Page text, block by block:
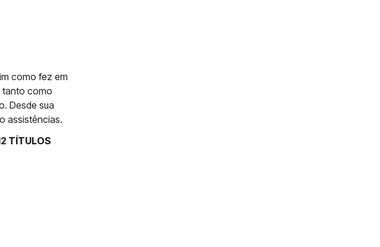
como fez em
tanto como
Desde sua
assistências.
TÍTULOS